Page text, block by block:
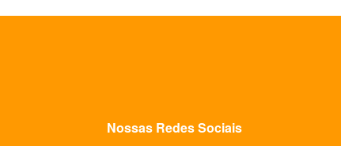
Nossas Redes Sociais